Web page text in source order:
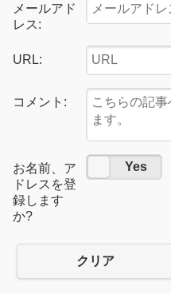
メールアド
レス:
URL:
コメント:
お名前、ア
ドレスを登
録します
か?
No Yes
クリア